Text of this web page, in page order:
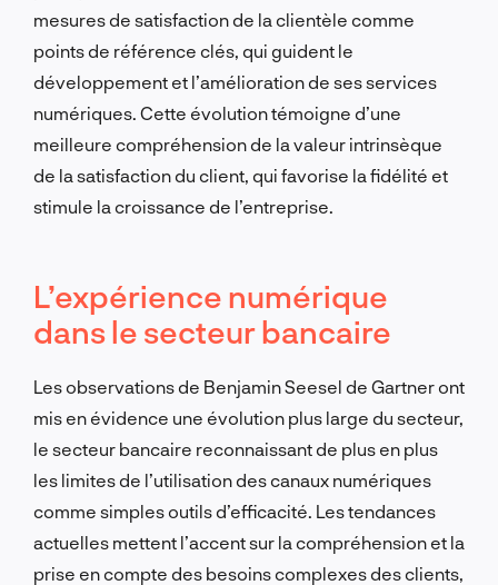
mesures de satisfaction de la clientèle comme
points de référence clés, qui guident le
développement et l’amélioration de ses services
numériques. Cette évolution témoigne d’une
meilleure compréhension de la valeur intrinsèque
de la satisfaction du client, qui favorise la fidélité et
stimule la croissance de l’entreprise.
L’expérience numérique
dans le secteur bancaire
Les observations de Benjamin Seesel de Gartner ont
mis en évidence une évolution plus large du secteur,
le secteur bancaire reconnaissant de plus en plus
les limites de l’utilisation des canaux numériques
comme simples outils d’efficacité. Les tendances
actuelles mettent l’accent sur la compréhension et la
prise en compte des besoins complexes des clients,